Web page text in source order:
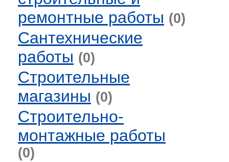
ремонтные работы (0)
Сантехнические
работы (0)
Строительные
магазины (0)
Строительно-
монтажные работы
(0)